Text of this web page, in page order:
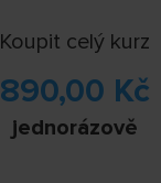
Koupit celý kurz
890,00 Kč
jednorázově